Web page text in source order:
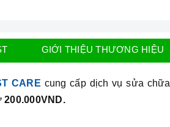
GIỚI THIỆU THƯƠNG HIỆU
CARE cung cấp dịch vụ sửa chữa
200.000VND.